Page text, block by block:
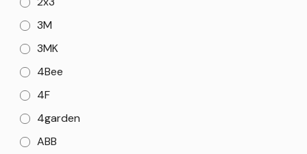
3M
3MK
4Bee
4F
4garden
ABB